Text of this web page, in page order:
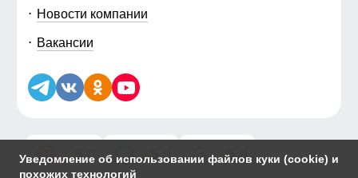
Уведомление об использовании файлов куки (cookie) и
похожих технологий
Новости компании
Вакансии
5.0 5.0 5.0